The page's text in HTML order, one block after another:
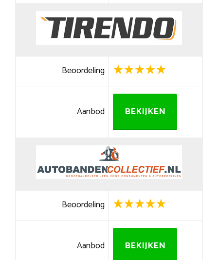
Beoordeling
Aanbod BEKIJKEN
Beoordeling
Aanbod BEKIJKEN